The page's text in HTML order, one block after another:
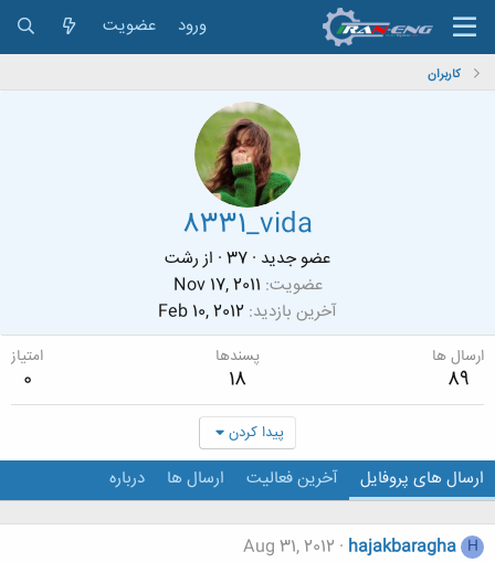
ورود عضویت
کاربران
8331_vida
عضو جدید ·
· از رشت
عضویت Nov 17, 2011
آخرین بازدید Feb 10, 2012
ارسال ها
89
پسندها
18
امتیاز
0
پیدا کردن
ارسال های پروفایل آخرین فعالیت ارسال ها درباره
H
hajakbaragha
Aug 31, 2012